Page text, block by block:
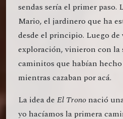
sendas sería el primer
Mario, el jardinero que ha
desde el principio. Luego de
exploración, vinieron con la
caminitos que habían hecho
mientras cazaban por acá.
La idea de El Trononació
yo hacíamos la primera